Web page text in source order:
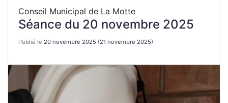
Conseil Municipal de La Motte
Séance du 20 novembre 2025
Publié le 20 novembre 2025 (21 novembre 2025)